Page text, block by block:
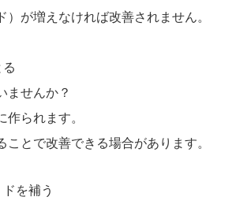
）が増えなければ改善されません。
ませんか？
作られます。
ことで改善できる場合があります。
を補う